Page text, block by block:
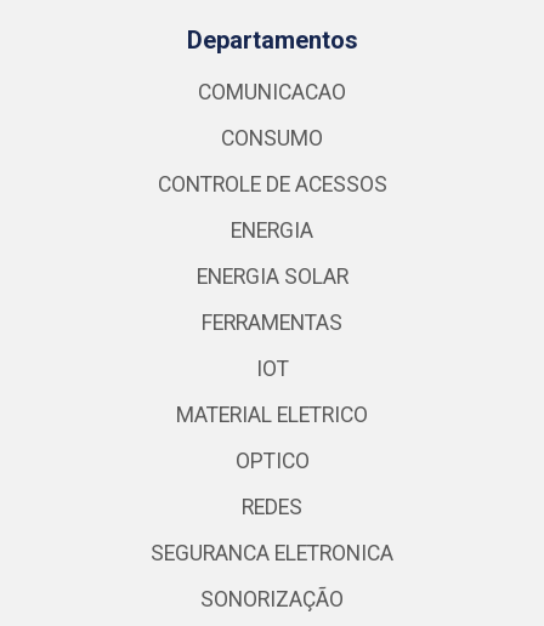
Departamentos
COMUNICACAO
CONSUMO
CONTROLE DE ACESSOS
ENERGIA
ENERGIA SOLAR
FERRAMENTAS
IOT
MATERIAL ELETRICO
OPTICO
REDES
SEGURANCA ELETRONICA
SONORIZAÇÃO